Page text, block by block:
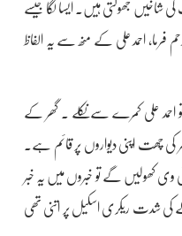
شاخیں جھولتی ہیں۔ ایسا لگا جیسے
احمد علی کے منھ سے یہ الفاظ
تو احمد علی کمرے سے نکلے ۔ گھر کے
چھت اپنی دیواروں پر قائم ہے۔
وی کھولیں گے تو خبروں میں یہ خبر
کی شدت ریکری اسکیل پر اتنی تھی